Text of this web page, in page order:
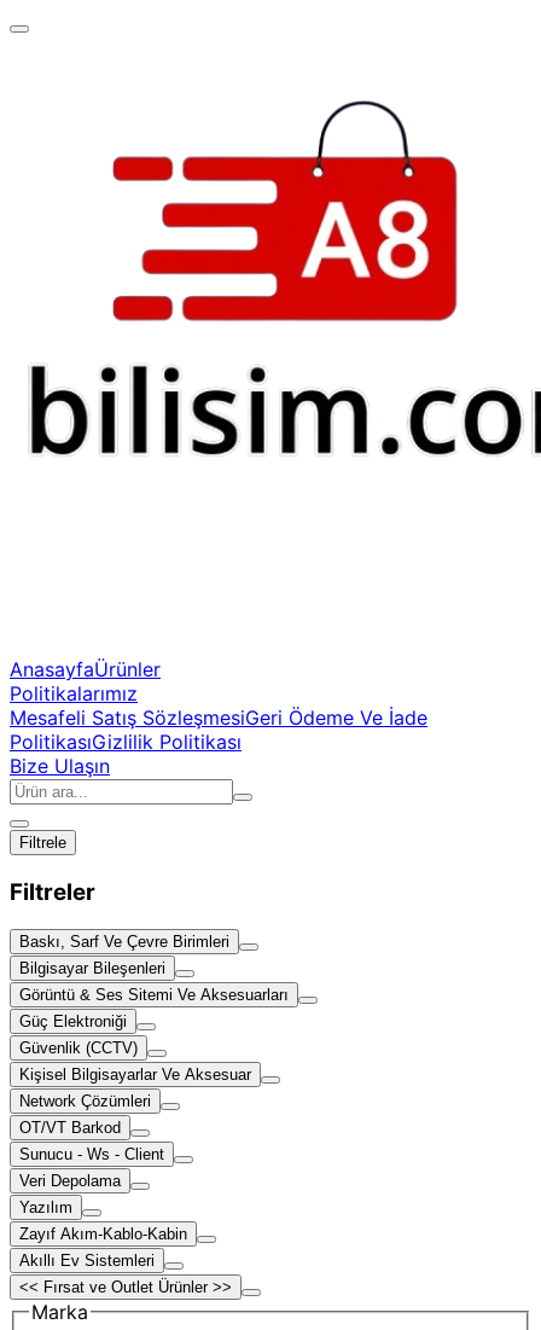
AnasayfaÜrünler
Politikalarımız
Mesafeli Satış SözleşmesiGeri Ödeme Ve İade
PolitikasıGizlilik Politikası
Bize Ulaşın
Filtrele
Filtreler
Baskı, Sarf Ve Çevre Birimleri
Bilgisayar Bileşenleri
Görüntü & Ses Sitemi Ve Aksesuarları
Güç Elektroniği
Güvenlik (CCTV)
Kişisel Bilgisayarlar Ve Aksesuar
Network Çözümleri
OT/VT Barkod
Sunucu - Ws - Client
Veri Depolama
Yazılım
Zayıf Akım-Kablo-Kabin
Akıllı Ev Sistemleri
<< Fırsat ve Outlet Ürünler >>
Marka